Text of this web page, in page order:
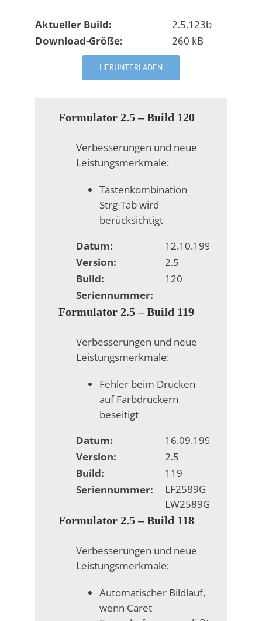
Aktueller Build:
2.5.123b
Download-Größe:
260 kB
HERUNTERLADEN
Formulator 2.5 – Build 120
Verbesserungen und neue
Leistungsmerkmale:
Tastenkombination
Strg-Tab wird
berücksichtigt
Datum:
12.10.1998
Version:
2.5
Build:
120
Seriennummer:
Formulator 2.5 – Build 119
Verbesserungen und neue
Leistungsmerkmale:
Fehler beim Drucken
auf Farbdruckern
beseitigt
Datum:
16.09.1998
Version:
2.5
Build:
119
Seriennummer:
LF2589G
LW2589G
Formulator 2.5 – Build 118
Verbesserungen und neue
Leistungsmerkmale:
Automatischer Bildlauf,
wenn Caret